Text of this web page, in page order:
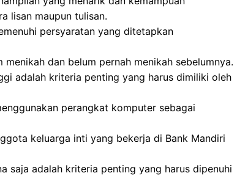
lisan maupun tulisan.
persyaratan yang ditetapkan
dan belum pernah menikah sebelumnya.
adalah kriteria penting yang harus dimiliki oleh
perangkat komputer sebagai
keluarga inti yang bekerja di Bank Mandiri
saja adalah kriteria penting yang harus dipenuhi